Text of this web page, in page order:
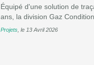
Équipé d'une solution de
ans, la division Gaz
Projets le 13 Avril 2026